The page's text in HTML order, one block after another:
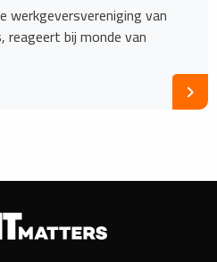
werkgeversvereniging van
bij monde van